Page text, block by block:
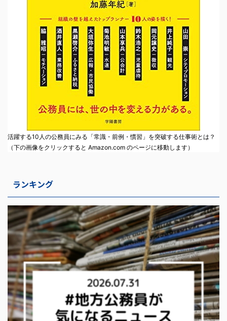
活躍する10人の公務員にみる「常識・前例・慣習」を突破する仕事術とは？
（下の画像をクリックすると Amazon.com のページに移動します）
ランキング